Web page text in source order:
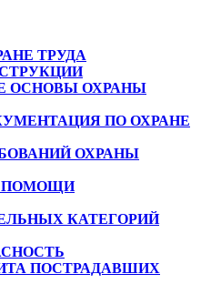
ТРУДА
ОСНОВЫ ОХРАНЫ
ПО ОХРАНЕ
ОХРАНЫ
ПОМОЩИ
КАТЕГОРИЙ
ПОСТРАДАВШИХ